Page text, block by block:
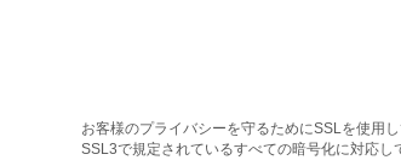
お客様のプライバシーを守るためにSSLを使用
SSL3で規定されているすべての暗号化に対応